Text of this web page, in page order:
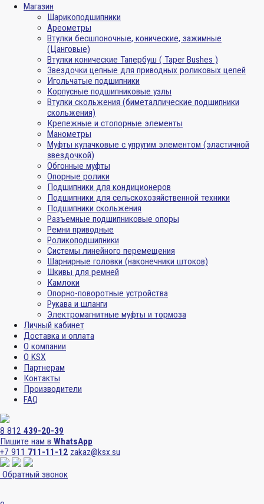
Магазин
Шарикоподшипники
Ареометры
Втулки бесшпоночные, конические, зажимные
(Цанговые)
Втулки конические Тапербуш ( Taper Bushes )
Звездочки цепные для приводных роликовых цепей
Игольчатые подшипники
Корпусные подшипниковые узлы
Втулки скольжения (биметаллические подшипники
скольжения)
Крепежные и стопорные элементы
Манометры
Муфты кулачковые с упругим элементом (эластичной
звездочкой)
Обгонные муфты
Опорные ролики
Подшипники для кондиционеров
Подшипники для сельскохозяйственной техники
Подшипники скольжения
Разъемные подшипниковые опоры
Ремни приводные
Роликоподшипники
Системы линейного перемещения
Шарнирные головки (наконечники штоков)
Шкивы для ремней
Камлоки
Опорно-поворотные устройства
Рукава и шланги
Электромагнитные муфты и тормоза
Личный кабинет
Доставка и оплата
О компании
О KSX
Партнерам
Контакты
Производители
FAQ
8 812 439-20-39
Пишите нам в WhatsApp
+7 911 711-11-12 zakaz@ksx.su
Обратный звонок